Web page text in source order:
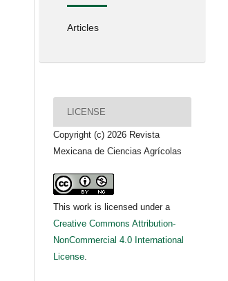
Articles
LICENSE
Copyright (c) 2026 Revista
Mexicana de Ciencias Agrícolas
This work is licensed under a
Creative Commons Attribution-
NonCommercial 4.0 International
License.